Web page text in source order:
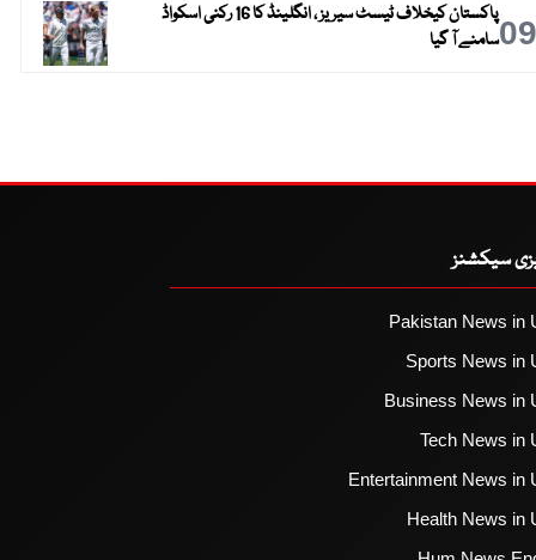
09
پاکستان کیخلاف ٹیسٹ سیریز ، انگلینڈ کا 16 رکنی اسکواڈ
سامنے آ گیا
سیکشنز
Pakistan News in
Sports News in
Business News in
Tech News in
Entertainment News in
Health News in